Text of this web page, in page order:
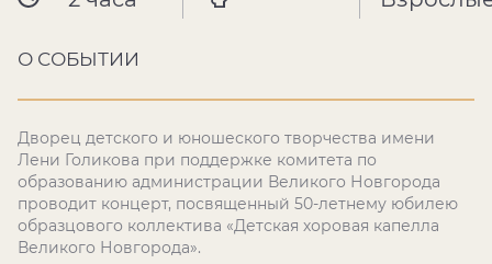
О СОБЫТИИ
Дворец детского и юношеского творчества имени
Лени Голикова при поддержке комитета по
образованию администрации Великого Новгорода
проводит концерт, посвященный 50-летнему юбилею
образцового коллектива «Детская хоровая капелла
Великого Новгорода».